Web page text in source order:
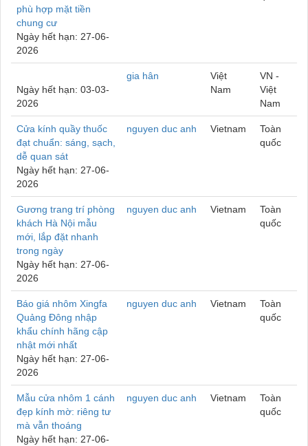
phù hợp mặt tiền
chung cư
Ngày hết hạn: 27-06-
2026
Ngày hết hạn: 03-03-
2026
gia hân
Việt
Nam
VN -
Việt
Nam
Cửa kính quầy thuốc
đạt chuẩn: sáng, sạch,
dễ quan sát
Ngày hết hạn: 27-06-
2026
nguyen duc anh Vietnam
Toàn
quốc
Gương trang trí phòng
khách Hà Nội mẫu
mới, lắp đặt nhanh
trong ngày
Ngày hết hạn: 27-06-
2026
nguyen duc anh Vietnam
Toàn
quốc
Báo giá nhôm Xingfa
Quảng Đông nhập
khẩu chính hãng cập
nhật mới nhất
Ngày hết hạn: 27-06-
2026
nguyen duc anh Vietnam
Toàn
quốc
Mẫu cửa nhôm 1 cánh
đẹp kính mờ: riêng tư
mà vẫn thoáng
Ngày hết hạn: 27-06-
nguyen duc anh Vietnam
Toàn
quốc